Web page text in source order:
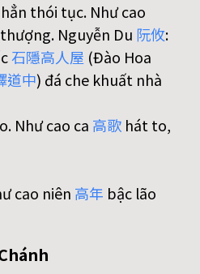
thói tục. Như cao
Nguyễn Du 阮攸:
石隱高人屋 (Ðào Hoa
道中) đá che khuất nhà
Như cao ca 高歌 hát to,
cao niên 高年 bậc lão